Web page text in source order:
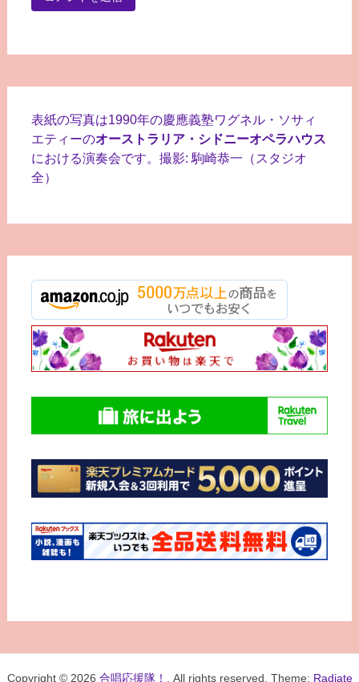
表紙の写真は1990年の慶應義塾ワグネル・ソサィ
エティーのオーストラリア・シドニーオペラハウス
における演奏会です。撮影: 駒崎恭一（スタジオ
全）
Copyright © 2026 合唱応援隊！ . All rights reserved. Theme: Radiate